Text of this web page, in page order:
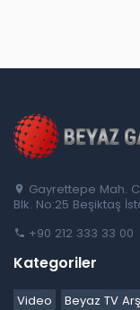
Gayrettepe Mah.
Blk. No:25 Beşiktaş
+90 212 333 33 00
Kategoriler
Video Beyaz TV